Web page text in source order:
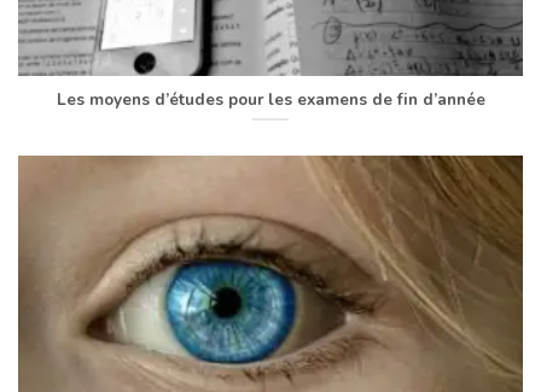
Les moyens d’études pour les examens de fin d’année